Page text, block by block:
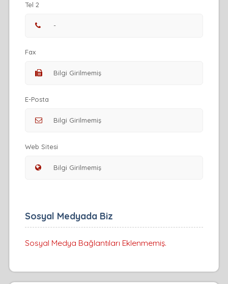
Tel 2
Fax
E-Posta
Web Sitesi
Sosyal Medyada Biz
Sosyal Medya Bağlantıları Eklenmemiş.